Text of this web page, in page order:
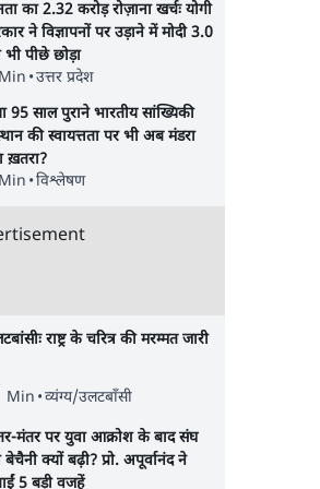
का 2.32 करोड़ रोज़ाना खर्चः योगी
ने विज्ञापनों पर उड़ाने में मोदी 3.0
पीछे छोड़ा
•उत्तर प्रदेश
95 साल पुराने भारतीय सांख्यिकी
की स्वायत्तता पर भी अब मंडरा
ख़तरा?
•विश्लेषण
राष्ट्र के चरित्र की मरम्मत जारी
Min •व्यंग्य/उलटबाँसी
मंतर पर युवा आक्रोश के बाद संघ
क्यों बढ़ी? प्रो. अपूर्वानंद ने
5 बड़ी वजहें